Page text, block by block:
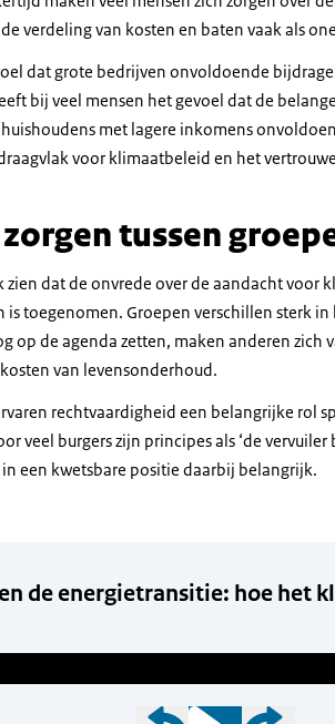
verdeling van kosten en baten vaak als
dat grote bedrijven onvoldoende
bij veel mensen het gevoel dat de
met lagere inkomens
voor klimaatbeleid en het
tussen
zien dat de onvrede over de aandacht voor
toegenomen. Groepen verschillen sterk
op de agenda zetten, maken anderen zich
van levensonderhoud.
rechtvaardigheid een belangrijke rol
veel burgers zijn principes als ‘de
een kwetsbare positie daarbij belangrijk.
de energietransitie: hoe het